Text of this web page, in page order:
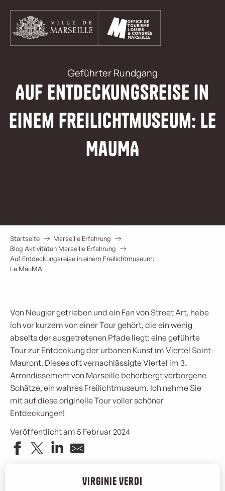
contenu
principal
Geführter Rundgang
Auf Entdeckungsreise in
einem Freilichtmuseum: Le
MauMA
Startseite
Marseille Erfahrung
Blog Aktivitäten Marseille Erfahrung
Auf Entdeckungsreise in einem Freilichtmuseum:
Le MauMA
Von Neugier getrieben und ein Fan von Street Art, habe
ich vor kurzem von einer Tour gehört, die ein wenig
abseits der ausgetretenen Pfade liegt: eine geführte
Tour zur Entdeckung der urbanen Kunst im Viertel Saint-
Mauront. Dieses oft vernachlässigte Viertel im 3.
Arrondissement von Marseille beherbergt verborgene
Schätze, ein wahres Freilichtmuseum. Ich nehme Sie
mit auf diese originelle Tour voller schöner
Entdeckungen!
Veröffentlicht am 5 Februar 2024
Virginie Verdi